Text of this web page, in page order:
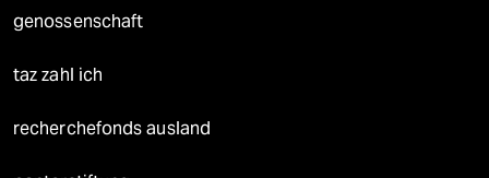
genossenschaft
taz zahl ich
recherchefonds ausland